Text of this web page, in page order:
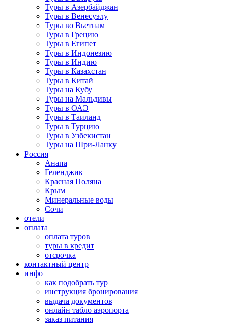
Туры в Азербайджан
Туры в Венесуэлу
Туры во Вьетнам
Туры в Грецию
Туры в Египет
Туры в Индонезию
Туры в Индию
Туры в Казахстан
Туры в Китай
Туры на Кубу
Туры на Мальдивы
Туры в ОАЭ
Туры в Таиланд
Туры в Турцию
Туры в Узбекистан
Туры на Шри-Ланку
Россия
Анапа
Геленджик
Красная Поляна
Крым
Минеральные воды
Сочи
отели
оплата
оплата туров
туры в кредит
отсрочка
контактный центр
инфо
как подобрать тур
инструкция бронирования
выдача документов
онлайн табло аэропорта
заказ питания